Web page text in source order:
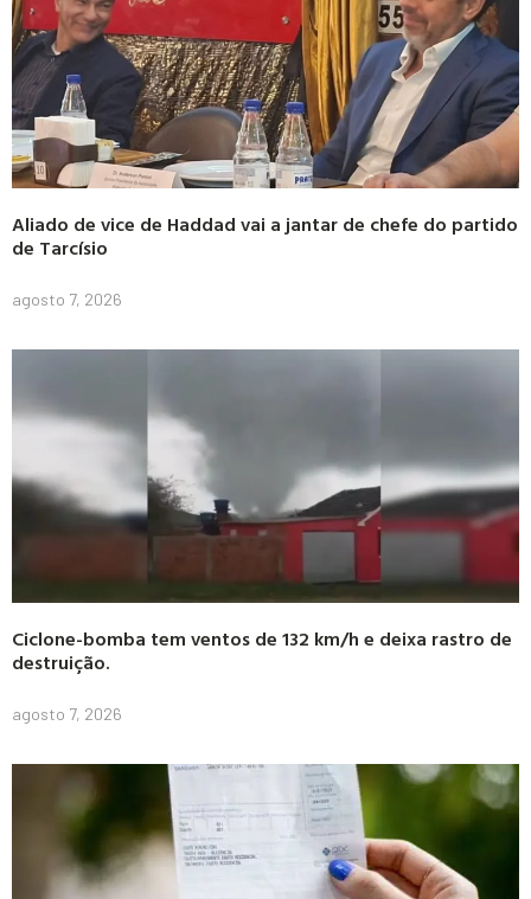
Aliado de vice de Haddad vai a jantar de chefe do partido
de Tarcísio
agosto 7, 2026
Ciclone-bomba tem ventos de 132 km/h e deixa rastro de
destruição.
agosto 7, 2026